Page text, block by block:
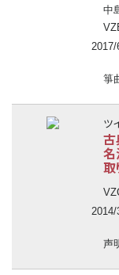
中
2017/
箏
ツ
古
取
2014/
声